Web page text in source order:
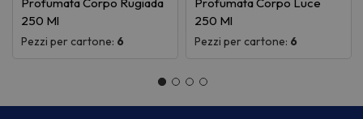
Profumata Corpo Rugiada
250 Ml
Pezzi per cartone: 6
Profumata Corpo Luce
250 Ml
Pezzi per cartone: 6